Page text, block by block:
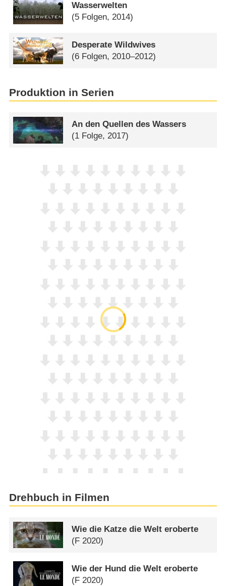
Wasserwelten
(5 Folgen, 2014)
Desperate Wildwives
(6 Folgen, 2010–2012)
Produktion in Serien
An den Quellen des Wassers
(1 Folge, 2017)
Drehbuch in Filmen
Wie die Katze die Welt eroberte
(F 2020)
Wie der Hund die Welt eroberte
(F 2020)